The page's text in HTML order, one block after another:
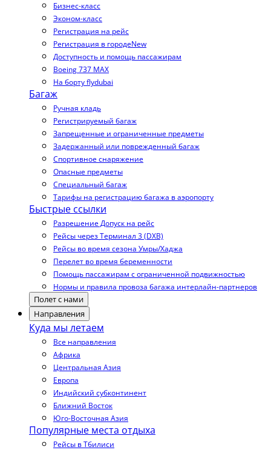
Бизнес-класс
Эконом-класс
Регистрация на рейс
Регистрация в городеNew
Доступность и помощь пассажирам
Boeing 737 MAX
На борту flydubai
Багаж
Ручная кладь
Регистрируемый багаж
Запрещенные и ограниченные предметы
Задержанный или поврежденный багаж
Спортивное снаряжение
Опасные предметы
Специальный багаж
Тарифы на регистрацию багажа в аэропорту
Быстрые ссылки
Разрешение Допуск на рейс
Рейсы через Терминал 3 (DXB)
Рейсы во время сезона Умры/Хаджа
Перелет во время беременности
Помощь пассажирам с ограниченной подвижностью
Нормы и правила провоза багажа интерлайн-партнеров
Полет с нами
Направления
Куда мы летаем
Все направления
Африка
Центральная Азия
Европа
Индийский субконтинент
Ближний Восток
Юго-Восточная Азия
Популярные места отдыха
Рейсы в Тбилиси